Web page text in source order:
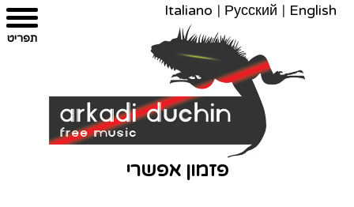
מפת
הצהרת
עבור
צרו
English
|
Русский
|
Italiano
פזמון אפשרי
תפריט